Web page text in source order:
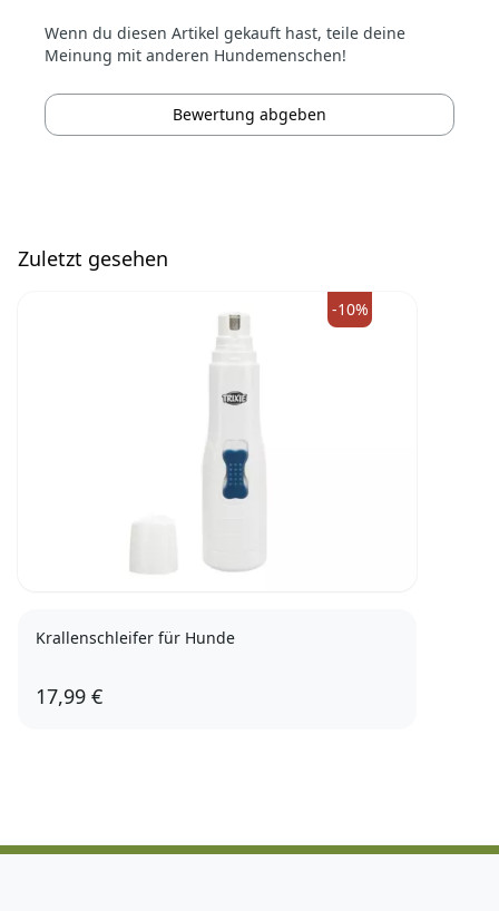
Wenn du diesen Artikel gekauft hast, teile deine
Meinung mit anderen Hundemenschen!
Bewertung abgeben
Zuletzt gesehen
-10%
Krallenschleifer für Hunde
17,99 €